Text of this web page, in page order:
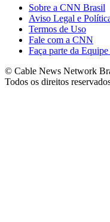
Sobre a CNN Brasil
Aviso Legal e
Termos de Uso
Fale com a CNN
Faça parte da
© Cable News Network
Todos os direitos